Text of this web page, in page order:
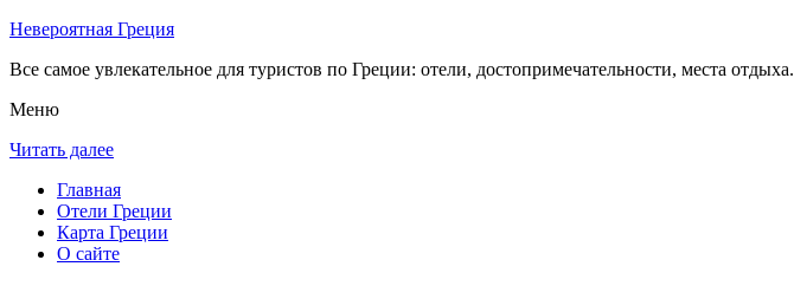
Невероятная Греция
Все самое увлекательное для туристов по Греции: отели, достопримечательности, места отдыха.
Меню
Читать далее
Главная
Отели Греции
Карта Греции
О сайте